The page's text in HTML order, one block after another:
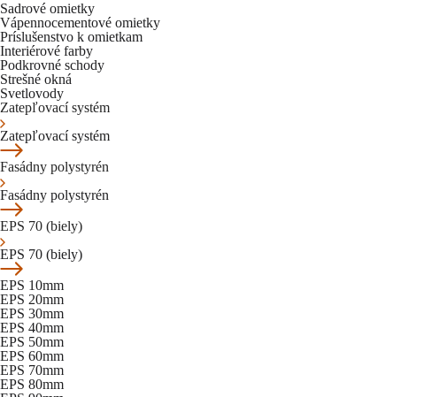
Sadrové omietky
Vápennocementové omietky
Príslušenstvo k omietkam
Interiérové farby
Podkrovné schody
Strešné okná
Svetlovody
Zatepľovací systém
Zatepľovací systém
Fasádny polystyrén
Fasádny polystyrén
EPS 70 (biely)
EPS 70 (biely)
EPS 10mm
EPS 20mm
EPS 30mm
EPS 40mm
EPS 50mm
EPS 60mm
EPS 70mm
EPS 80mm